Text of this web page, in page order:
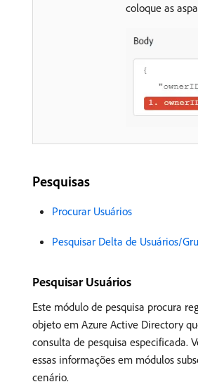
coloque as
Pesquisas
Procurar Usuários
Pesquisar Delta de Usuários/
Pesquisar Usuários
Este módulo de pesquisa procura
objeto em Azure Active Directory
consulta de pesquisa especificada.
essas informações em módulos
cenário.